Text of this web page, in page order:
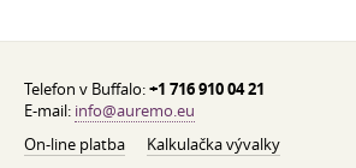
Telefon v Buffalo:+1 716 910 04 21
E-mail: info@auremo.eu
On-line platba
Kalkulačka vývalky